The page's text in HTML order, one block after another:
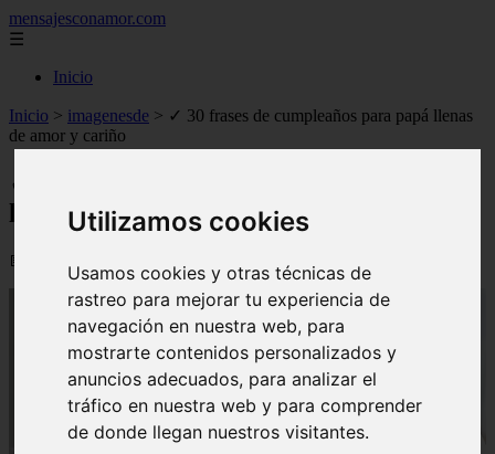
Utilizamos cookies
Usamos cookies y otras técnicas de
rastreo para mejorar tu experiencia de
navegación en nuestra web, para
mostrarte contenidos personalizados y
anuncios adecuados, para analizar el
tráfico en nuestra web y para comprender
de donde llegan nuestros visitantes.
mensajesconamor.com
☰
Inicio
Inicio > imagenesde > ✓ 30 frases de cumpleaños para papá llenas
de amor y cariño
✓ 30 frases de cumpleaños para papá
llenas de amor y cariño
📅 07/09/2025